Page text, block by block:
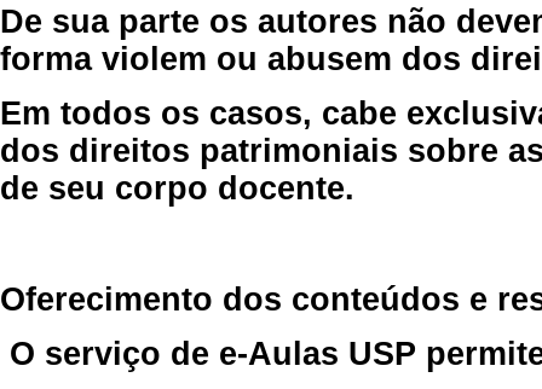
De sua parte os autores não
forma violem ou abusem dos
Em todos os casos, cabe
dos direitos patrimoniais sobre
de seu corpo docente.
Oferecimento dos conteúdos e
O serviço de e-Aulas USP